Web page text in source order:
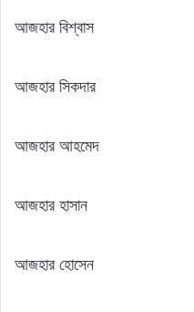
আজহার বিশ্বাস
আজহার সিকদার
আজহার আহমেদ
আজহার হাসান
আজহার হোসেন